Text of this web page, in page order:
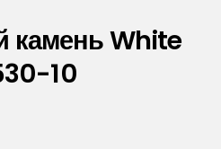
камень White
10